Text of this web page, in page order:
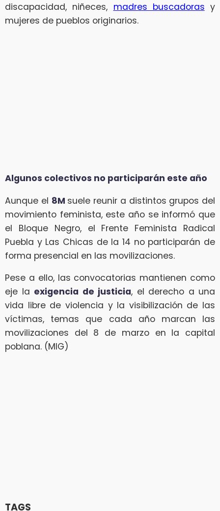
discapacidad, niñeces, madres buscadoras y
mujeres de pueblos originarios.
Algunos colectivos no participarán este año
Aunque el 8M suele reunir a distintos grupos del
movimiento feminista, este año se informó que
el Bloque Negro, el Frente Feminista Radical
Puebla y Las Chicas de la 14 no participarán de
forma presencial en las movilizaciones.
Pese a ello, las convocatorias mantienen como
eje la exigencia de justicia, el derecho a una
vida libre de violencia y la visibilización de las
víctimas, temas que cada año marcan las
movilizaciones del 8 de marzo en la capital
poblana. (MIG)
TAGS